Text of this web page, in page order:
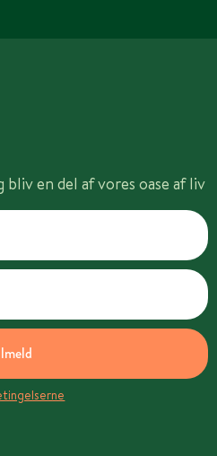
en del af vores oase af liv